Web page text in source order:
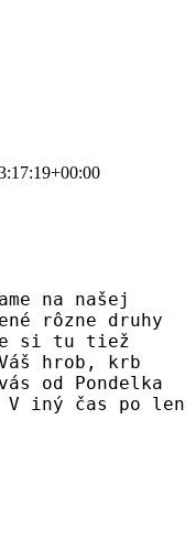
na našej
rôzne druhy
si tu tiež
hrob, krb
od Pondelka
V iný čas po len